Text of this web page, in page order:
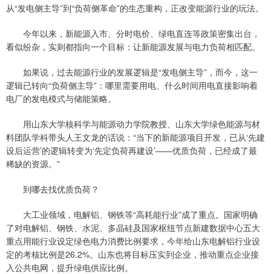
从“发电侧主导”到“负荷侧革命”的生态重构，正改变能源行业的玩法。
今年以来，新能源入市、分时电价、绿电直连等政策密集出台，
看似纷杂，实则都指向一个目标：让新能源发展与电力负荷相匹配。
如果说，过去能源行业的发展逻辑是“发电侧主导”，而今，这一
逻辑已转向“负荷侧主导”：哪里需要用电、什么时间用电直接影响着
电厂的发电模式与储能策略。
用山东大学核科学与能源动力学院教授、山东大学绿色能源与材
料团队学科带头人王文龙的话说：“当下的新能源项目开发，已从‘先建
设后运营’的逻辑转变为‘先定负荷再建设’——优质负荷，已经成了最
稀缺的资源。”
到哪去找优质负荷？
大工业领域，电解铝、钢铁等“高耗能行业”成了重点。国家明确
了对电解铝、钢铁、水泥、多晶硅及国家枢纽节点新建数据中心五大
重点用能行业设定绿色电力消费比例要求，今年给山东电解铝行业设
定的考核比例是26.2%。山东也将目标压实到企业，推动重点企业接
入公共电网，提升绿电供应比例。